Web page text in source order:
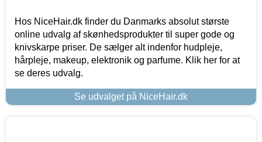
Hos NiceHair.dk finder du Danmarks absolut største
online udvalg af skønhedsprodukter til super gode og
knivskarpe priser. De sælger alt indenfor hudpleje,
hårpleje, makeup, elektronik og parfume. Klik her for at
se deres udvalg.
Se udvalget på NiceHair.dk